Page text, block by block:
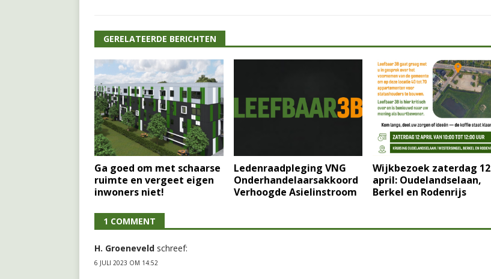
GERELATEERDE BERICHTEN
Ga goed om met schaarse
ruimte en vergeet eigen
inwoners niet!
Ledenraadpleging VNG
Onderhandelaarsakkoord
Verhoogde Asielinstroom
Wijkbezoek zaterdag 12
april: Oudelandselaan,
Berkel en Rodenrijs
1 COMMENT
H. Groeneveld schreef:
6 JULI 2023 OM 14:52